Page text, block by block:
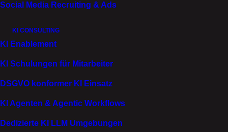
Social Media Recruiting & Ads
KI CONSULTING
KI Enablement
KI Schulungen für Mitarbeiter
DSGVO konformer KI Einsatz
KI Agenten & Agentic Workflows
Dedizierte KI LLM Umgebungen
Fohhn steht seit 25 Jahren für professionelle
und Festinstallation zur Referenz machen. Hinter
jedem Produkt steckt ein kompromissloser Anspruch
an Qualität, Präzision und Performance. Wir von